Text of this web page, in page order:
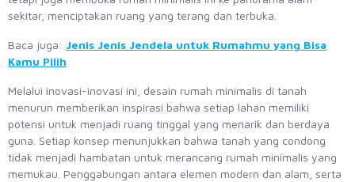
sekitar, menciptakan ruang yang terang dan terbuka.
Baca juga: Jenis Jenis Jendela untuk Rumahmu yang Bisa
Kamu Pilih
Melalui inovasi-inovasi ini, desain rumah minimalis di tanah
menurun memberikan inspirasi bahwa setiap lahan memiliki
potensi untuk menjadi ruang tinggal yang menarik dan berdaya
guna. Setiap konsep menunjukkan bahwa tanah yang condong
tidak menjadi hambatan untuk merancang rumah minimalis yang
memukau. Penggabungan antara elemen modern dan alam, serta